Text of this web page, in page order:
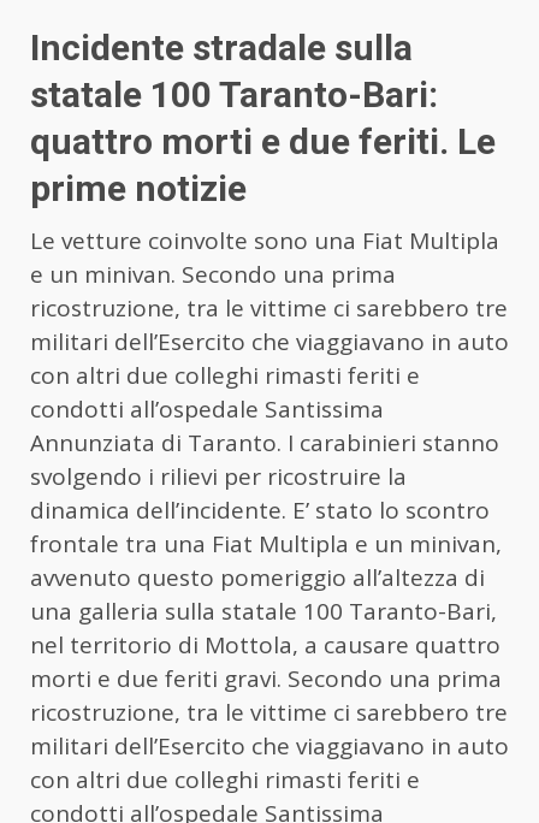
Incidente stradale sulla
statale 100 Taranto-Bari:
quattro morti e due feriti. Le
prime notizie
Le vetture coinvolte sono una Fiat Multipla
e un minivan. Secondo una prima
ricostruzione, tra le vittime ci sarebbero tre
militari dell’Esercito che viaggiavano in auto
con altri due colleghi rimasti feriti e
condotti all’ospedale Santissima
Annunziata di Taranto. I carabinieri stanno
svolgendo i rilievi per ricostruire la
dinamica dell’incidente. E’ stato lo scontro
frontale tra una Fiat Multipla e un minivan,
avvenuto questo pomeriggio all’altezza di
una galleria sulla statale 100 Taranto-Bari,
nel territorio di Mottola, a causare quattro
morti e due feriti gravi. Secondo una prima
ricostruzione, tra le vittime ci sarebbero tre
militari dell’Esercito che viaggiavano in auto
con altri due colleghi rimasti feriti e
condotti all’ospedale Santissima